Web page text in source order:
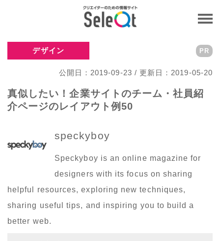
デザイン
公開日：2019-09-23 / 更新日：2019-05-20
PR
真似したい！企業サイトのチーム・社員紹
介ページのレイアウト例50
speckyboy
Speckyboy is an online magazine for
designers with its focus on sharing
helpful resources, exploring new techniques,
sharing useful tips, and inspiring you to build a
better web.